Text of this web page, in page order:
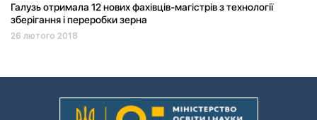
Галузь отримала 12 нових фахівців-магістрів з технології
зберігання і переробки зерна
26 лютого 2018